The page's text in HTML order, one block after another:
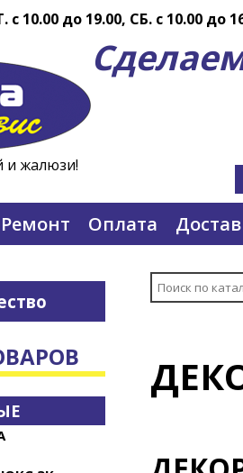
10.00 до 19.00, СБ. с 10.00 до
и жалюзи!
Ремонт Оплата